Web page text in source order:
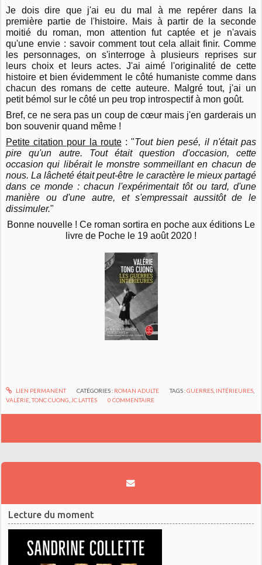
Je dois dire que j'ai eu du mal à me repérer dans la
première partie de l'histoire. Mais à partir de la seconde
moitié du roman, mon attention fut captée et je n'avais
qu'une envie : savoir comment tout cela allait finir. Comme
les personnages, on s'interroge à plusieurs reprises sur
leurs choix et leurs actes. J'ai aimé l'originalité de cette
histoire et bien évidemment le côté humaniste comme dans
chacun des romans de cette auteure. Malgré tout, j'ai un
petit bémol sur le côté un peu trop introspectif à mon goût.
Bref, ce ne sera pas un coup de cœur mais j'en garderais un
bon souvenir quand même !
Petite citation pour la route: "Tout bien pesé, il n'était pas
pire qu'un autre. Tout était question d'occasion, cette
occasion qui libérait le monstre sommeillant en chacun de
nous. La lâcheté était peut-être le caractère le mieux partagé
dans ce monde : chacun l'expérimentait tôt ou tard, d'une
manière ou d'une autre, et s'empressait aussitôt de le
dissimuler."
Bonne nouvelle ! Ce roman sortira en poche aux éditions Le
livre de Poche le 19 août 2020 !
LIEN PERMANENT CATÉGORIES : ROMAN ADULTE TAGS :GUERRES INTÉRIEURES
VALÉRIE ,TONC CUONG JC LATTÈS 0 COMMENTAIRE
Lecture du moment